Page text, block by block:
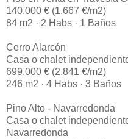
140.000 € (1.667 €/m2)
84 m2 · 2 Habs · 1 Baños
Cerro Alarcón
Casa o chalet
699.000 € (2.841 €/m2)
246 m2 · 4 Habs · 3 Baños
Pino Alto - Navarredonda
Casa o chalet
Navarredonda